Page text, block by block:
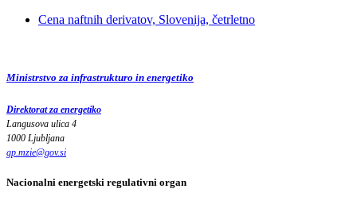
Cena naftnih derivatov, Slovenija, četrletno
Ministrstvo za infrastrukturo in energetiko
Direktorat za energetiko
Langusova ulica 4
1000 Ljubljana
gp.mzie@gov.si
Nacionalni energetski regulativni organ